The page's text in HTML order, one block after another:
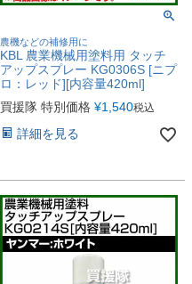
農機などの補修用に
KBL 農業機械用塗料用 タッチ
アップスプレー KG0306S [ニプ
ロ：レッド][内容量420ml]
買援隊 特別価格 ¥1,540税込
詳細を見る